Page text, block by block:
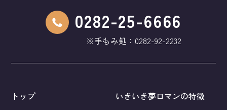
0282-25-6666
※手もみ処： 0282-92-2232
トップ
いきいき夢ロマンの特徴